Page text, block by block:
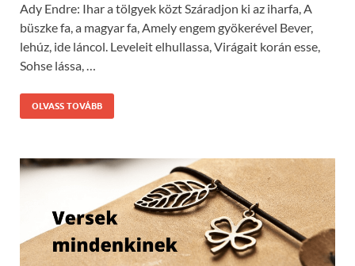
Ady Endre: Ihar a tölgyek közt Száradjon ki az iharfa, A
büszke fa, a magyar fa, Amely engem gyökerével Bever,
lehúz, ide láncol. Leveleit elhullassa, Virágait korán esse,
Sohse lássa, …
OLVASS TOVÁBB